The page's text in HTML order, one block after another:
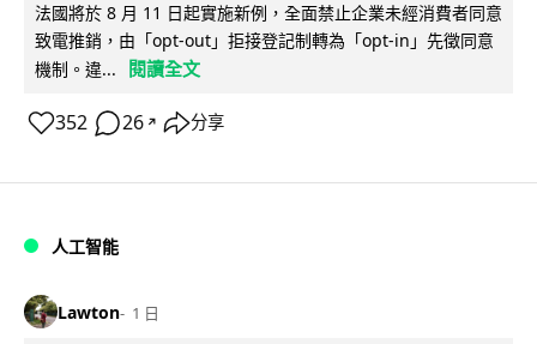
法國將於 8 月 11 日起實施新例，全面禁止企業未經消費者同意
致電推銷，由「opt-out」拒接登記制轉為「opt-in」先徵同意
機制。違...
閱讀全文
352 26 ↗ 分享
人工智能
Lawton 1 日